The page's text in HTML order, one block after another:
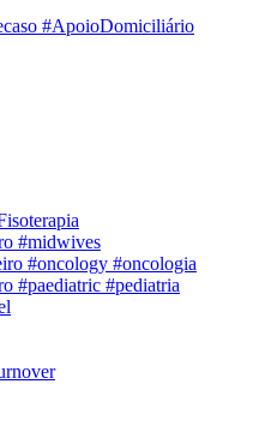
#ApoioDomiciliário
#midwives
#oncology #oncologia
#paediatric #pediatria